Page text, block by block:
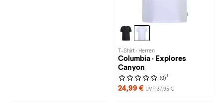
T-Shirt · Herren
Columbia · Explores
Canyon
(0) 1
24,99 € UVP 37,95 €